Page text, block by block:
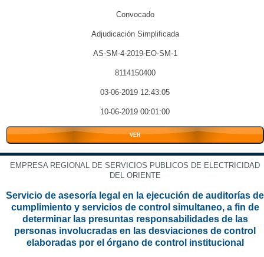
Convocado
Adjudicación Simplificada
AS-SM-4-2019-EO-SM-1
8114150400
03-06-2019 12:43:05
10-06-2019 00:01:00
VER
EMPRESA REGIONAL DE SERVICIOS PUBLICOS DE ELECTRICIDAD
DEL ORIENTE
Servicio de asesoría legal en la ejecución de auditorías de
cumplimiento y servicios de control simultaneo, a fin de
determinar las presuntas responsabilidades de las
personas involucradas en las desviaciones de control
elaboradas por el órgano de control institucional